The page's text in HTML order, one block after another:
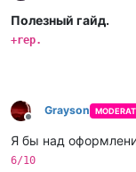
Не в сети
Полезный гайд.
+rep.
Не в сети
Grayson
Я бы над
6/10